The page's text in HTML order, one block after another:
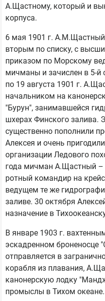
А.Щастному, который и
корпуса.
6 мая 1901 г.
вторым по списку, с
приказом по Морскому
мичманы и зачислен в 5-
по 19 августа 1901 г.
начальником на
"Бурун", занимавшейся
шхерах Финского залива.
существенно пополнили
Алексея и очень
организации Ледового
года мичман А.Щастный –
ротный командир на
ведущем те же
заливе. 30 октября
назначение в
В январе 1903 г.
эскадренном броненосце
отправляется в
корабля из плавания,
канонерскую лодку
промыслы в Тихом